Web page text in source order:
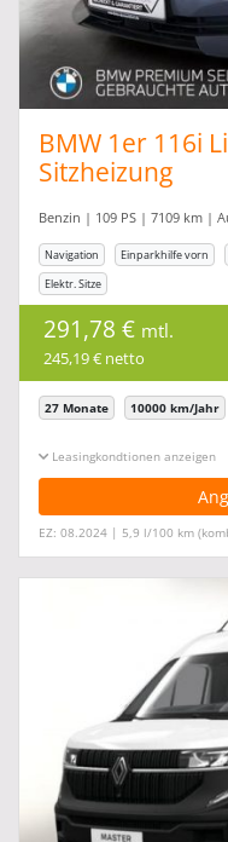
BMW 1er 116i
Sitzheizung
Benzin | 109 PS | 7109 km |
Navigation Einparkhilfe vorn
Elektr. Sitze
291,78 € mtl.
245,19 € netto
27 Monate 10000 km/Jahr
Leasingkonditionen ein-/
EZ: 08.2024 | 5,9 l/100 km